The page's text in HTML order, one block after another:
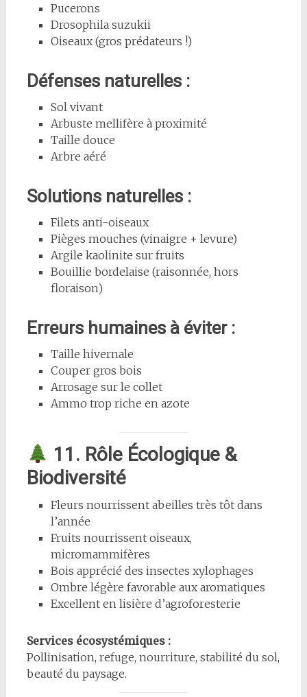
Pucerons
Drosophila suzukii
Oiseaux (gros prédateurs !)
Défenses naturelles :
Sol vivant
Arbuste mellifère à proximité
Taille douce
Arbre aéré
Solutions naturelles :
Filets anti-oiseaux
Pièges mouches (vinaigre + levure)
Argile kaolinite sur fruits
Bouillie bordelaise (raisonnée, hors
floraison)
Erreurs humaines à éviter :
Taille hivernale
Couper gros bois
Arrosage sur le collet
Ammo trop riche en azote
11. Rôle Écologique &
Biodiversité
Fleurs nourrissent abeilles très tôt dans
l’année
Fruits nourrissent oiseaux,
micromammifères
Bois apprécié des insectes xylophages
Ombre légère favorable aux aromatiques
Excellent en lisière d’agroforesterie
Services écosystémiques :
Pollinisation, refuge, nourriture, stabilité du sol,
beauté du paysage.